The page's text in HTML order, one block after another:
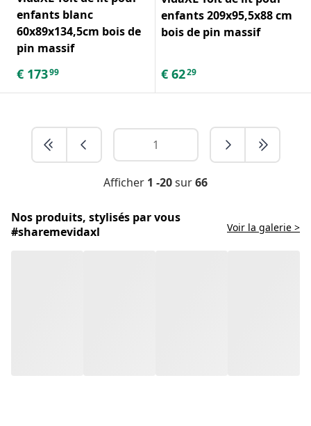
enfants blanc
60x89x134,5cm bois de
pin massif
€ 17399
enfants 209x95,5x88 cm
bois de pin massif
€ 6229
Afficher 1 -20sur66
Nos produits, stylisés par vous
#sharemevidaxl
Voir la galerie >